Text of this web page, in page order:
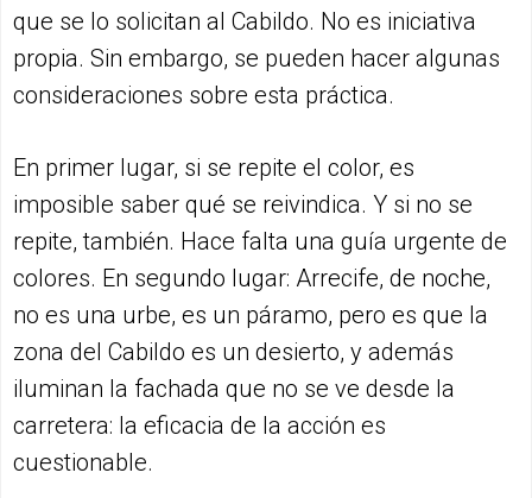
que se lo solicitan al Cabildo. No es iniciativa
propia. Sin embargo, se pueden hacer algunas
consideraciones sobre esta práctica.
En primer lugar, si se repite el color, es
imposible saber qué se reivindica. Y si no se
repite, también. Hace falta una guía urgente de
colores. En segundo lugar: Arrecife, de noche,
no es una urbe, es un páramo, pero es que la
zona del Cabildo es un desierto, y además
iluminan la fachada que no se ve desde la
carretera: la eficacia de la acción es
cuestionable.